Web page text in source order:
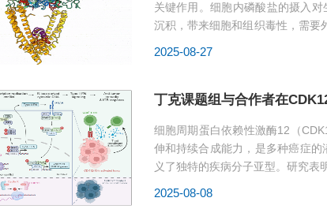
关键作用。细胞内磷酸盐的摄入
沉积，带来细胞和组织毒性，需要
2025-08-27
丁克课题组与合作者在
细胞周期蛋白依赖性激酶12（
伸和持续合成能力，是多种癌症
义了独特的疾病分子亚型。研究表
2025-08-08